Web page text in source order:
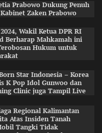
Prabowo Dukung Penuh
Zaken Prabowo
Wakil Ketua DPR RI
Berharap Mahkamah ini
Hukum untuk
Star Indonesia – Korea
K Pop Idol Gunwoo dan
Clinic juga Tampil Live
Regional Kalimantan
Atas Insiden Tanah
Tangki Tidak